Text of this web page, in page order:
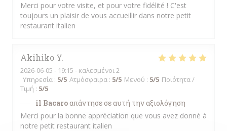
Merci pour votre visite, et pour votre fidélité ! C'est
toujours un plaisir de vous accueillir dans notre petit
restaurant italien
Akihiko Y
2026-06-05 - 19:15 - καλεσμένοι 2
Υπηρεσία : 5/5 Ατμόσφαιρα : 5/5 Μενού : 5/5 Ποιότητα /
Τιμή : 5/5
il Bacaroαπάντησε σε αυτή την αξιολόγηση
Merci pour la bonne appréciation que vous avez donné à
notre petit restaurant italien